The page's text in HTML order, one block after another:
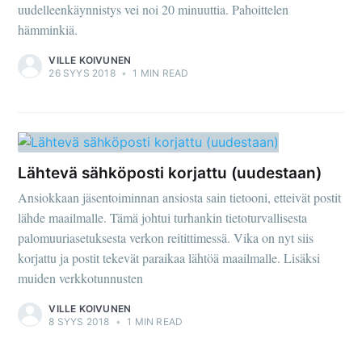
uudelleenkäynnistys vei noi 20 minuuttia. Pahoittelen
hämminkiä.
VILLE KOIVUNEN
26 SYYS 2018 • 1 MIN READ
Lähtevä sähköposti korjattu (uudestaan)
Ansiokkaan jäsentoiminnan ansiosta sain tietooni, etteivät postit
lähde maailmalle. Tämä johtui turhankin tietoturvallisesta
palomuuriasetuksesta verkon reitittimessä. Vika on nyt siis
korjattu ja postit tekevät paraikaa lähtöä maailmalle. Lisäksi
muiden verkkotunnusten
VILLE KOIVUNEN
8 SYYS 2018 • 1 MIN READ